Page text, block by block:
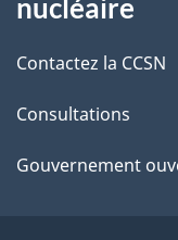
i
l
s
d
ce
site
nucléaire
Contactez la CCSN
Consultations
Gouvernement